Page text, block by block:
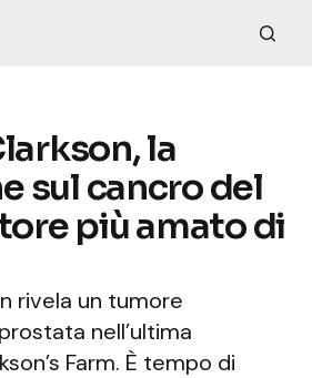
la
sul cancro del
più amato di
rivela un tumore
nell’ultima
Farm. È tempo di